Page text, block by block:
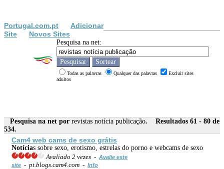
Portugal.com.pt
Adicionar
Site
Novos Sites
Pesquisa na net:
Todas as palavras Qualquer das palavras
Excluir sites
adultos
Pesquisa na net por revistas notícia publicação. Resultados 61 - 80 de
534.
Cam4 web cams de sexo grátis
Notícias sobre sexo, erotismo, estrelas do porno e webcams de sexo
Avaliado 2 vezes - Avalie este
site - pt.blogs.cam4.com - Info